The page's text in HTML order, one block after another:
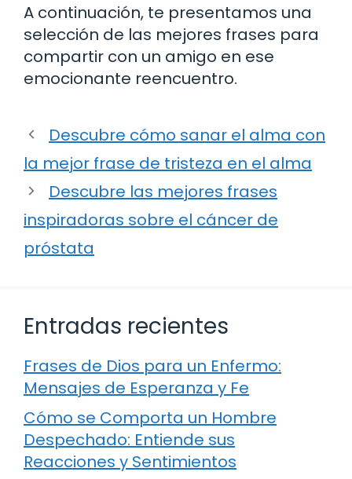
A continuación, te presentamos una
selección de las mejores frases para
compartir con un amigo en ese
emocionante reencuentro.
Descubre cómo sanar el alma con
la mejor frase de tristeza en el alma
Descubre las mejores frases
inspiradoras sobre el cáncer de
próstata
Entradas recientes
Frases de Dios para un Enfermo:
Mensajes de Esperanza y Fe
Cómo se Comporta un Hombre
Despechado: Entiende sus
Reacciones y Sentimientos